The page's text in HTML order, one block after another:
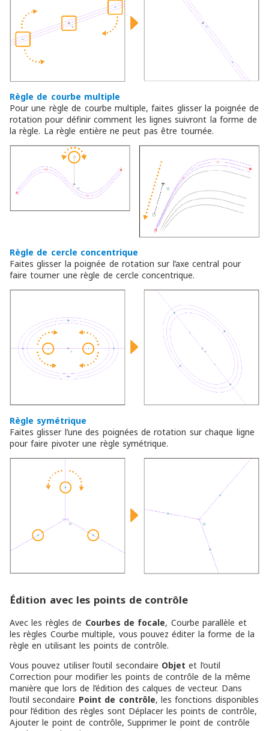
Règle de courbe multiple
Pour une règle de courbe multiple, faites glisser la poignée de
rotation pour définir comment les lignes suivront la forme de
la règle. La règle entière ne peut pas être tournée.
Règle de cercle concentrique
Faites glisser la poignée de rotation sur l’axe central pour
faire tourner une règle de cercle concentrique.
Règle symétrique
Faites glisser l’une des poignées de rotation sur chaque ligne
pour faire pivoter une règle symétrique.
Édition avec les points de contrôle
Avec les règles de Courbes de focale, Courbe parallèle et
les règles Courbe multiple, vous pouvez éditer la forme de la
règle en utilisant les points de contrôle.
Vous pouvez utiliser l’outil secondaire Objet et l’outil
Correction pour modifier les points de contrôle de la même
manière que lors de l’édition des calques de vecteur. Dans
l’outil secondaire Point de contrôle, les fonctions disponibles
pour l’édition des règles sont Déplacer les points de contrôle,
Ajouter le point de contrôle, Supprimer le point de contrôle